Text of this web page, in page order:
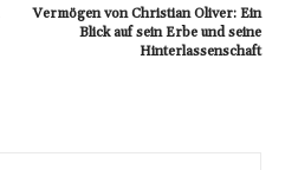
Vermögen von Christian Oliver: Ein
Blick auf sein Erbe und seine
Hinterlassenschaft